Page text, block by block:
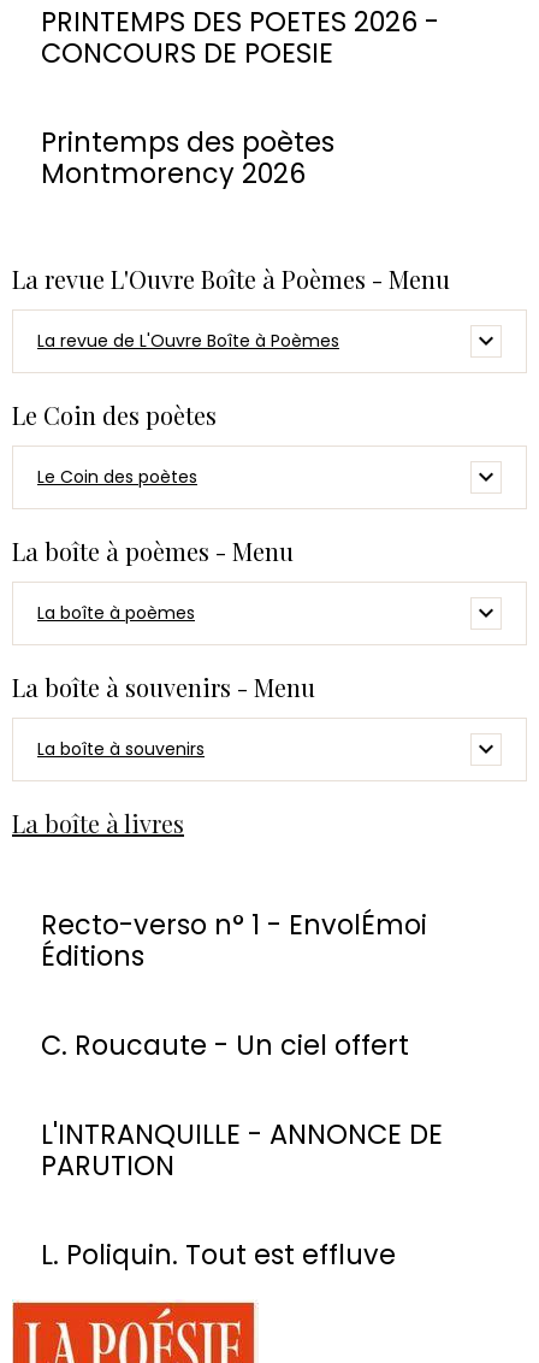
PRINTEMPS DES POETES 2026 -
CONCOURS DE POESIE
Printemps des poètes
Montmorency 2026
La revue L'Ouvre Boîte à Poèmes - Menu
La revue de L'Ouvre Boîte à Poèmes
Le Coin des poètes
Le Coin des poètes
La boîte à poèmes - Menu
La boîte à poèmes
La boîte à souvenirs - Menu
La boîte à souvenirs
La boîte à livres
Recto-verso n° 1 - EnvolÉmoi
Éditions
C. Roucaute - Un ciel offert
L'INTRANQUILLE - ANNONCE DE
PARUTION
L. Poliquin. Tout est effluve